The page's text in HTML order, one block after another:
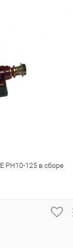
PH10-125 в сборе